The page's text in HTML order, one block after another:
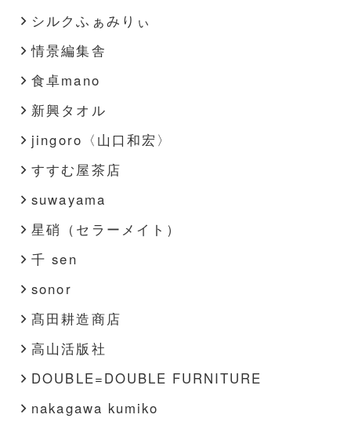
シルクふぁみりぃ
情景編集舎
食卓mano
新興タオル
jingoro〈山口和宏〉
すすむ屋茶店
suwayama
星硝（セラーメイト）
千 sen
sonor
髙田耕造商店
高山活版社
DOUBLE=DOUBLE FURNITURE
nakagawa kumiko